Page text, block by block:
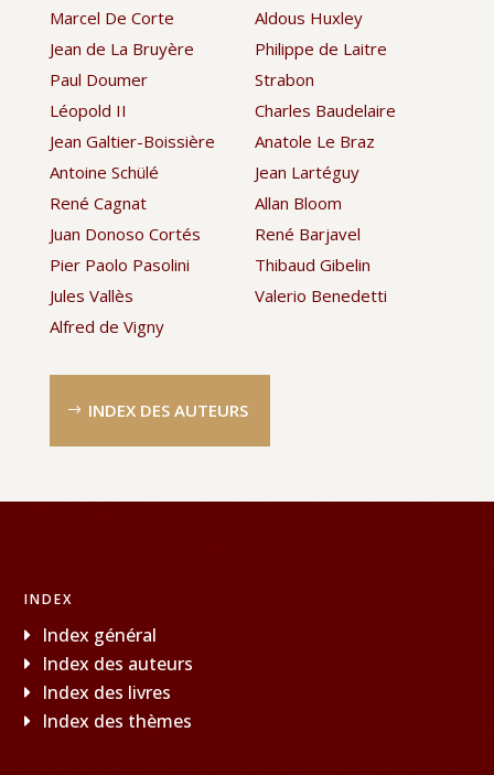
Marcel De Corte
Jean de La Bruyère
Paul Doumer
Léopold II
Jean Galtier-Boissière
Antoine Schülé
René Cagnat
Juan Donoso Cortés
Pier Paolo Pasolini
Jules Vallès
Alfred de Vigny
Aldous Huxley
Philippe de Laitre
Strabon
Charles Baudelaire
Anatole Le Braz
Jean Lartéguy
Allan Bloom
René Barjavel
Thibaud Gibelin
Valerio Benedetti
INDEX DES AUTEURS
INDEX
Index général
Index des auteurs
Index des livres
Index des thèmes